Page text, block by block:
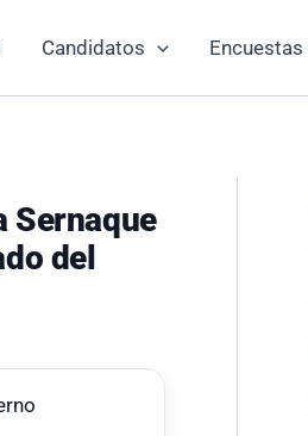
Candidatos Encuestas
Sernaque
del